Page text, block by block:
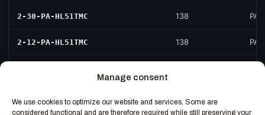
Manage consent
We use cookies to optimize our website and services. Some are
considered functional and are therefore required while still preserving your
2-30-PA-HL51TMC 138 PA
2-12-PA-HL51TMC 138 PA